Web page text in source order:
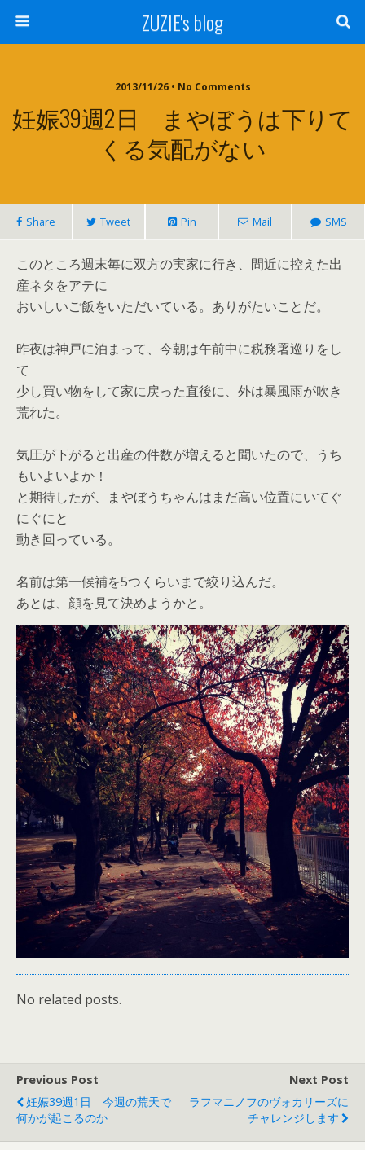
ZUZIE's blog
2013/11/26 • No Comments
妊娠39週2日 まやぼうは下りて
くる気配がない
Share Tweet Pin Mail SMS
このところ週末毎に双方の実家に行き、間近に控えた出
産ネタをアテに
おいしいご飯をいただいている。ありがたいことだ。
昨夜は神戸に泊まって、今朝は午前中に税務署巡りをし
て
少し買い物をして家に戻った直後に、外は暴風雨が吹き
荒れた。
気圧が下がると出産の件数が増えると聞いたので、うち
もいよいよか！
と期待したが、まやぼうちゃんはまだ高い位置にいてぐ
にぐにと
動き回っている。
名前は第一候補を5つくらいまで絞り込んだ。
あとは、顔を見て決めようかと。
No related posts.
Previous Post
妊娠39週1日 今週の荒天で
何かが起こるのか
Next Post
ラフマニノフのヴォカリーズに
チャレンジします